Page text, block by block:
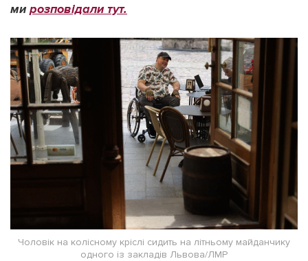
мирозповідали тут.
Чоловік на колісному кріслі сидить на літньому майданчику
одного із закладів Львова/ЛМР